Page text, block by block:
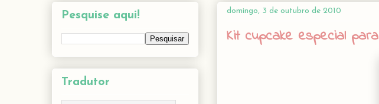
domingo, 3 de outubro de 2010
Kit cupcake especial
Pesquise aqui!
Tradutor